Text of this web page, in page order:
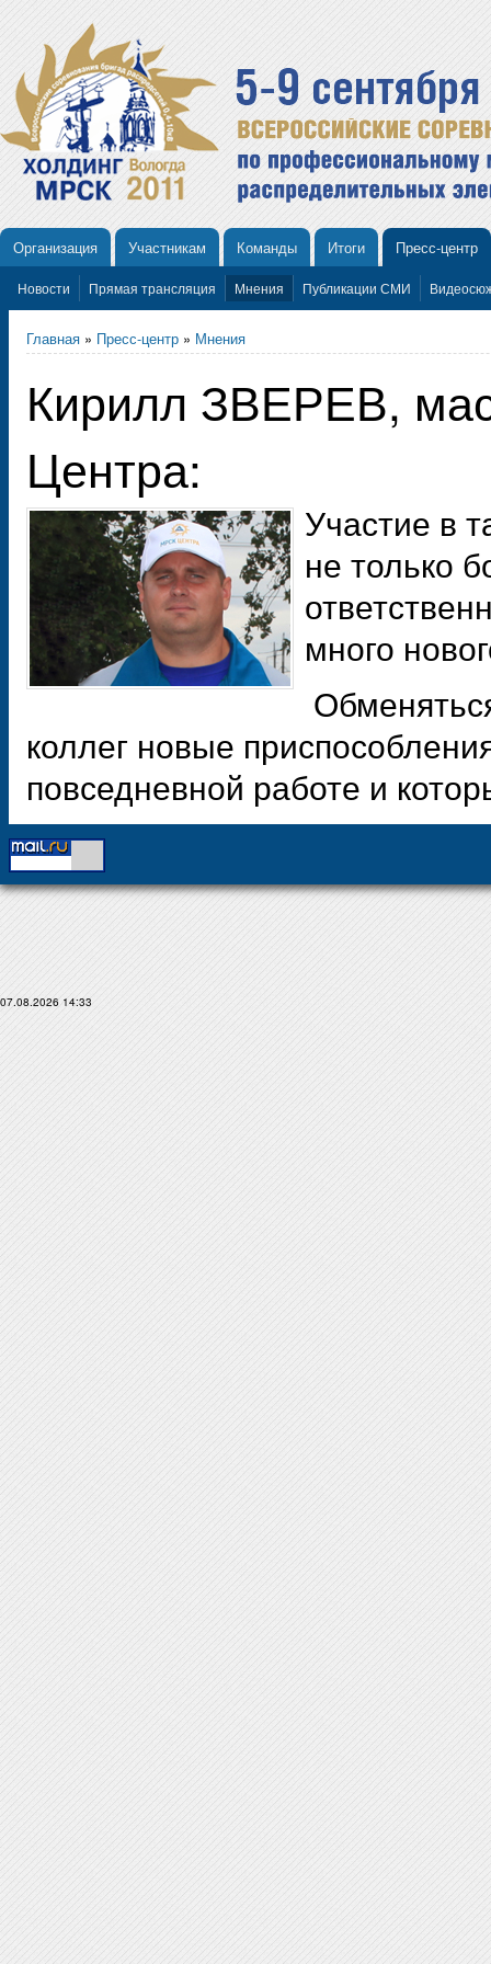
Организация Участникам Команды Итоги Пресс-центр
Новости Прямая трансляция Мнения Публикации СМИ
Главная » Пресс-центр » Мнения
Кирилл ЗВЕРЕВ,
Центра:
Участие в
не только
много
коллег новые
повседневной работе и
07.08.2026 14:33